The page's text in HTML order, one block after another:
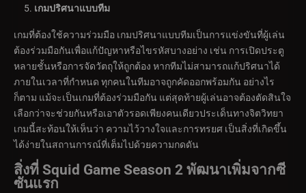
เกมปริศนาแบบทีม
เกมที่ต้องใช้ความร่วมมือ เกมปริศนาแบบทีมเป็นการแข่งขันที่ผู้เล่น
ต้องร่วมมือกันเพื่อแก้ปัญหาหรือไขรหัสบางอย่าง เช่น การเปิดประตู
หลายชั้นหรือการจัดวัตถุให้ถูกต้อง หากทีมไม่สามารถแก้ปริศนาได้
ภายในเวลาที่กำหนด ทุกคนในทีมอาจถูกคัดออกพร้อมกัน อย่างไร
ก็ตาม แม้จะเป็นเกมที่ต้องร่วมมือกัน แต่สุดท้ายผู้เล่นอาจต้องตัดสินใจ
เลือกว่าจะช่วยกันหรือเอาตัวรอดเพียงคนเดียวประเด็นทางจิตวิทยา
เกมนี้สะท้อนให้เห็นว่า ความไว้วางใจและการทรยศ เป็นสิ่งที่เกิดขึ้น
ได้ง่ายในสถานการณ์ที่เต็มไปด้วยความกดดัน
สิ่งที่ Squid Game Season 2 พัฒนาเพิ่มจากซี
ซันแรก